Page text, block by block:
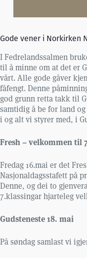
Gode vener i Norkirken
I Fedrelandssalmen
til å minne om at det er
vårt. Alle gode gåver
fåfengt. Denne
god grunn retta takk til
samtidig å be for land
i og alt vi styrer med, i
Fresh – velkommen til
Fredag 16.mai er det
Nasjonaldagsstafett på
Denne, og dei to
7.klassingar hjarteleg
Gudsteneste 18. mai
På søndag samlast vi